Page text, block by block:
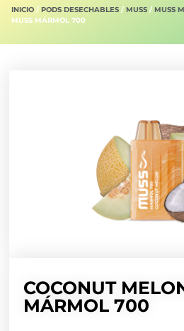
INICIO / PODS DESECHABLES / MUSS / MUSS
MUSS MÁRMOL 700
COCONUT
MÁRMOL 700